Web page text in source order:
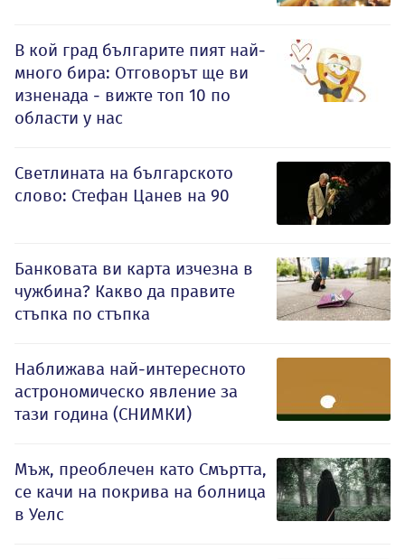
В кой град българите пият най-
много бира: Отговорът ще ви
изненада - вижте топ 10 по
области у нас
Светлината на българското
слово: Стефан Цанев на 90
Банковата ви карта изчезна в
чужбина? Какво да правите
стъпка по стъпка
Наближава най-интересното
астрономическо явление за
тази година (СНИМКИ)
Мъж, преоблечен като Смъртта,
се качи на покрива на болница
в Уелс